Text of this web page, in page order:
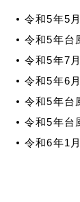
令和5年5
令和5年台
令和5年7
令和5年6
令和5年台
令和5年台
令和6年1